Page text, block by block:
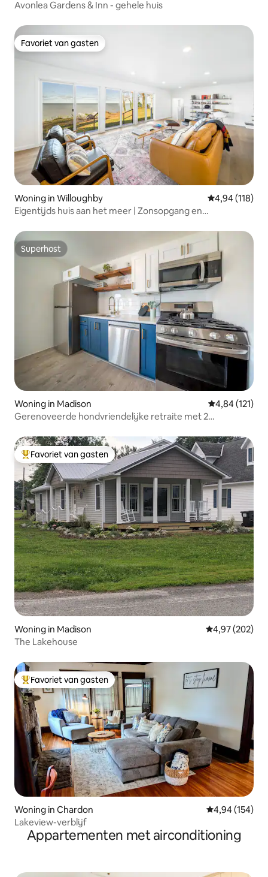
Avonlea Gardens & Inn - gehele huis
Favoriet van gasten
Favoriet van gasten
Woning in Willoughby Gemiddelde
4,94 (118)
Eigentijds huis aan het meer | Zonsopgang en
Superhost
Superhost
Woning in Madison Gemiddelde
4,84 (121)
Gerenoveerde hondvriendelijke retraite met 2
Topfavoriet van gasten
Favoriet van gasten
Woning in Madison Gemiddelde
4,97 (202)
The Lakehouse
Topfavoriet van gasten
Favoriet van gasten
Woning in Chardon Gemiddelde
4,94 (154)
Lakeview-verblijf
Appartementen met airconditioning